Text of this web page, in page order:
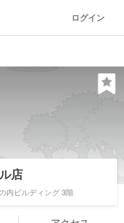
ログイン
店
内ビルディング 3階